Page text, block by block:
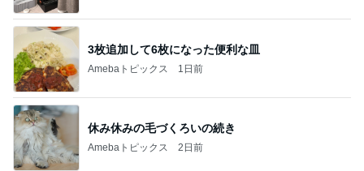
3枚追加して6枚になった便利な皿
Amebaトピックス 1日前
休み休みの毛づくろいの続き
Amebaトピックス 2日前